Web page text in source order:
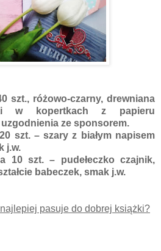
szt., różowo-czarny, drewniana
w kopertkach z papieru
ze sponsorem.
szt. – szary z białym napisem
j.w.
10 szt. – pudełeczko czajnik,
babeczek, smak j.w.
pasuje do dobrej książki?